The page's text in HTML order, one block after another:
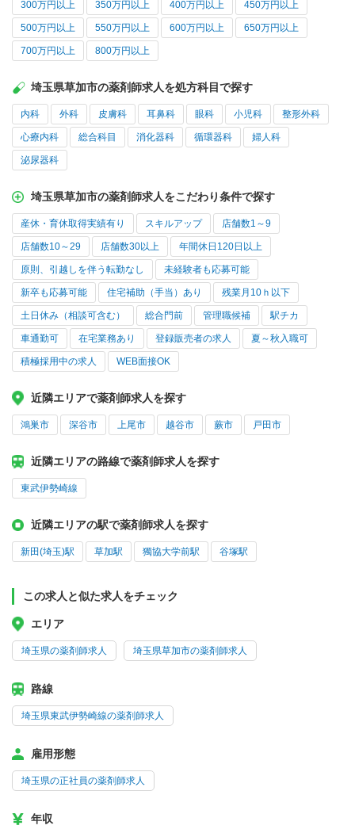
300万円以上 350万円以上 400万円以上 450万円以上
500万円以上 550万円以上 600万円以上 650万円以上
700万円以上 800万円以上
埼玉県草加市の薬剤師求人を処方科目で探す
内科 外科 皮膚科 耳鼻科 眼科 小児科 整形外科
心療内科 総合科目 消化器科 循環器科 婦人科
泌尿器科
埼玉県草加市の薬剤師求人をこだわり条件で探す
産休・育休取得実績有り スキルアップ 店舗数1～9
店舗数10～29 店舗数30以上 年間休日120日以上
原則、引越しを伴う転勤なし 未経験者も応募可能
新卒も応募可能 住宅補助（手当）あり 残業月10ｈ以下
土日休み（相談可含む） 総合門前 管理職候補 駅チカ
車通勤可 在宅業務あり 登録販売者の求人 夏～秋入職可
積極採用中の求人 WEB面接OK
近隣エリアで薬剤師求人を探す
鴻巣市 深谷市 上尾市 越谷市 蕨市 戸田市
近隣エリアの路線で薬剤師求人を探す
東武伊勢崎線
近隣エリアの駅で薬剤師求人を探す
新田(埼玉)駅 草加駅 獨協大学前駅 谷塚駅
この求人と似た求人をチェック
エリア
埼玉県の薬剤師求人 埼玉県草加市の薬剤師求人
路線
埼玉県東武伊勢崎線の薬剤師求人
雇用形態
埼玉県の正社員の薬剤師求人
年収